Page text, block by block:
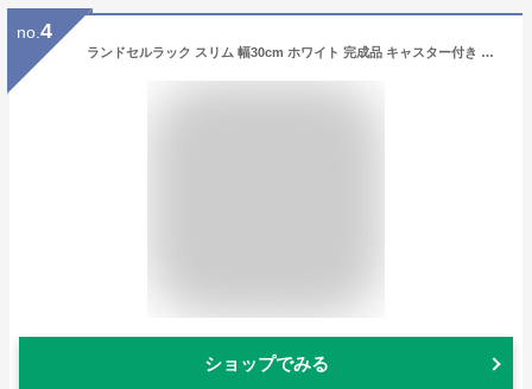
no. 4
ランドセルラック スリム 幅30cm ホワイト 完成品 キャスター付き 日本製 （ ランドセル ラック キャスター 付き 白 小学生 園児 収納 収納ラック 引き出し 本棚 教科書 シンプル おしゃれ ）【3980円以上送料無料】
ショップでみる